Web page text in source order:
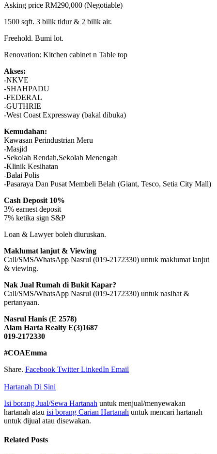
Asking price RM290,000 (Negotiable)
1500 sqft. 3 bilik tidur & 2 bilik air.
Freehold. Bumi lot.
Renovation: Kitchen cabinet n Table top
Akses:
-NKVE
-SHAHPADU
-FEDERAL
-GUTHRIE
-West Coast Expressway (bakal dibuka)
Kemudahan:
Kawasan Perindustrian Meru
-Masjid
-Sekolah Rendah,Sekolah Menengah
-Klinik Kesihatan
-Balai Polis
-Pasaraya Dan Pusat Membeli Belah (Giant, Tesco, Setia City Mall)
Cash Deposit 10%
3% earnest deposit
7% ketika sign S&P
Loan & Lawyer boleh diuruskan.
Maklumat lanjut & Viewing
Call/SMS/WhatsApp Nasrul (019-2172330) untuk maklumat lanjut
& viewing.
Nak Jual Rumah di Bukit Kapar?
Call/SMS/WhatsApp Nasrul (019-2172330) untuk nasihat &
pertanyaan.
Nasrul Hanis (E 2578)
Alam Harta Realty E(3)1687
019-2172330
#COAEmma
Share. Facebook Twitter LinkedIn Email
Hartanah Di Sini
Isi borang Jual/Sewa Hartanah untuk menjual/menyewakan
hartanah atau isi borang Carian Hartanah untuk mencari hartanah
untuk dijual atau disewakan.
Related Posts